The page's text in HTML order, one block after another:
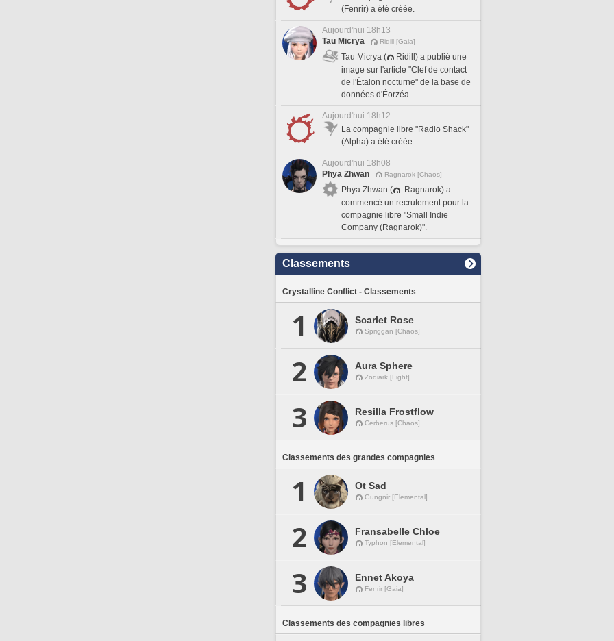
(Fenrir) a été créée.
Aujourd'hui 18h13
Tau Micrya
Ridill [Gaia]
Tau Micrya (
Ridill) a publié une
image sur l'article "Clef de contact
de l'Étalon nocturne" de la base de
données d'Éorzéa.
Aujourd'hui 18h12
La compagnie libre "Radio Shack"
(Alpha) a été créée.
Aujourd'hui 18h08
Phya Zhwan
Ragnarok [Chaos]
Phya Zhwan (
Ragnarok) a
commencé un recrutement pour la
compagnie libre "Small Indie
Company (Ragnarok)".
Classements
Crystalline Conflict - Classements
1 Scarlet Rose
Spriggan [Chaos]
2 Aura Sphere
Zodiark [Light]
3 Resilla Frostflow
Cerberus [Chaos]
Classements des grandes compagnies
1 Ot Sad
Gungnir [Elemental]
2 Fransabelle Chloe
Typhon [Elemental]
3 Ennet Akoya
Fenrir [Gaia]
Classements des compagnies libres